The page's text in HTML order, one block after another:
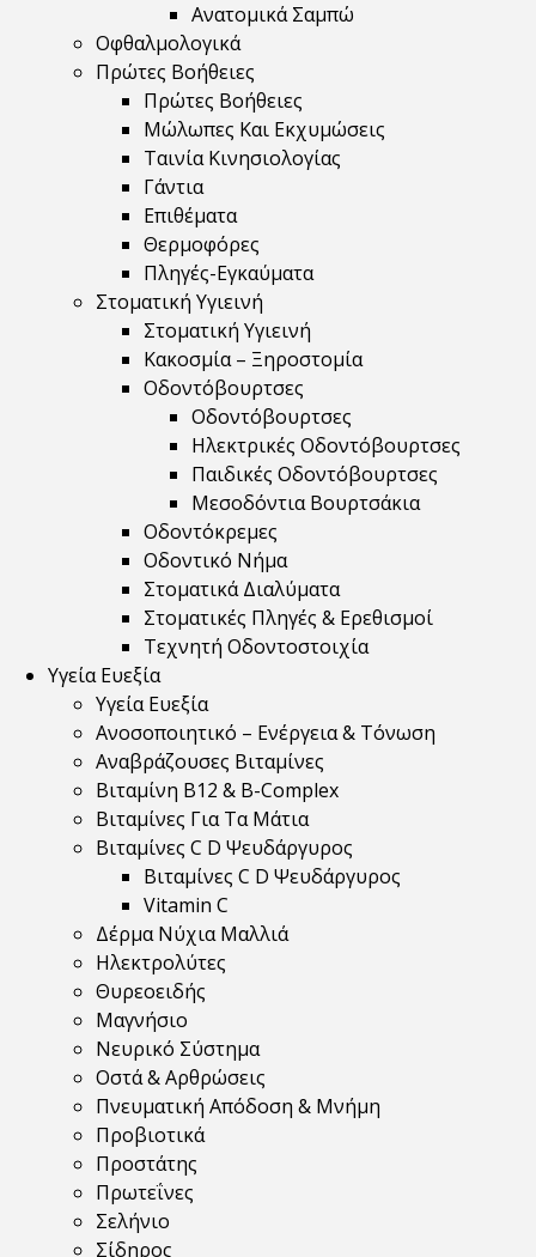
Ανατομικά Σαμπώ
Οφθαλμολογικά
Πρώτες Βοήθειες
Πρώτες Βοήθειες
Μώλωπες Και Εκχυμώσεις
Ταινία Κινησιολογίας
Γάντια
Επιθέματα
Θερμοφόρες
Πληγές-Εγκαύματα
Στοματική Υγιεινή
Στοματική Υγιεινή
Κακοσμία – Ξηροστομία
Οδοντόβουρτσες
Οδοντόβουρτσες
Ηλεκτρικές Οδοντόβουρτσες
Παιδικές Οδοντόβουρτσες
Μεσοδόντια Βουρτσάκια
Οδοντόκρεμες
Οδοντικό Νήμα
Στοματικά Διαλύματα
Στοματικές Πληγές & Ερεθισμοί
Τεχνητή Οδοντοστοιχία
Υγεία Ευεξία
Υγεία Ευεξία
Ανοσοποιητικό – Ενέργεια & Τόνωση
Αναβράζουσες Βιταμίνες
Βιταμίνη B12 & Β-Complex
Βιταμίνες Για Τα Μάτια
Βιταμίνες C D Ψευδάργυρος
Βιταμίνες C D Ψευδάργυρος
Vitamin C
Δέρμα Νύχια Μαλλιά
Ηλεκτρολύτες
Θυρεοειδής
Μαγνήσιο
Νευρικό Σύστημα
Οστά & Αρθρώσεις
Πνευματική Απόδοση & Μνήμη
Προβιοτικά
Προστάτης
Πρωτεΐνες
Σελήνιο
Σίδηρος